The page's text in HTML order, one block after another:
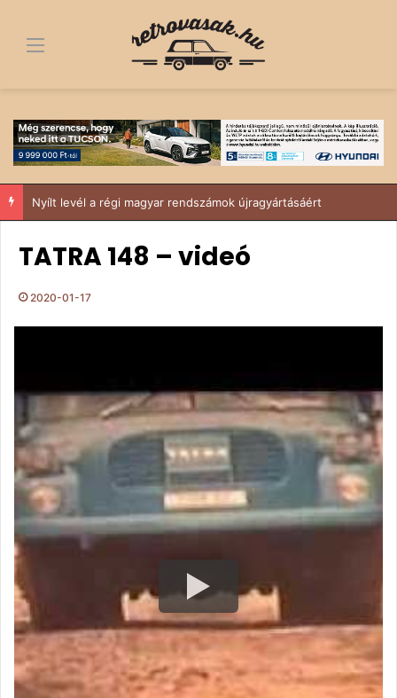
Menü
Nyílt levél a régi magyar rendszámok újragyártásáért
TATRA 148 – videó
2020-01-17